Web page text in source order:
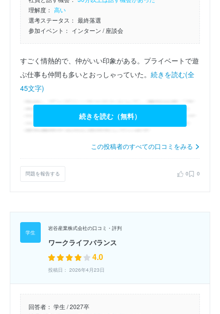
理解度： 高い
選考ステータス： 最終落選
参加イベント： インターン / 座談会
すごく情熱的で、仲がいい印象がある。プライベートで遊
ぶ仕事も仲間も多いとおっしゃっていた。 続きを読む(全
45文字)
続きを読む（無料）
この投稿者のすべての口コミをみる
問題を報告する 0 0
岩谷産業株式会社の口コミ・評判
ワークライフバランス
4.0
投稿日： 2026年4月23日
回答者： 学生 / 2027卒